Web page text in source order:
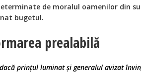
de moralul oamenilor din
bugetul.
prealabilă
prințul luminat și generalul avizat